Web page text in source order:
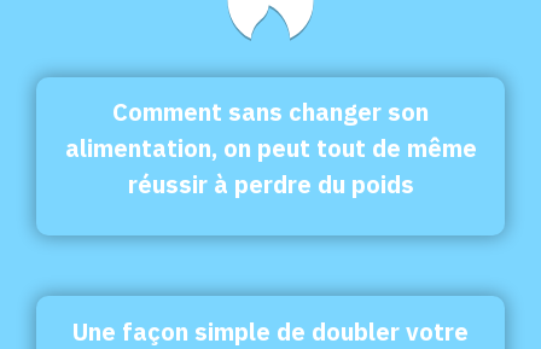
Comment sans changer son
alimentation, on peut tout de même
réussir à perdre du poids
Une façon simple de doubler votre